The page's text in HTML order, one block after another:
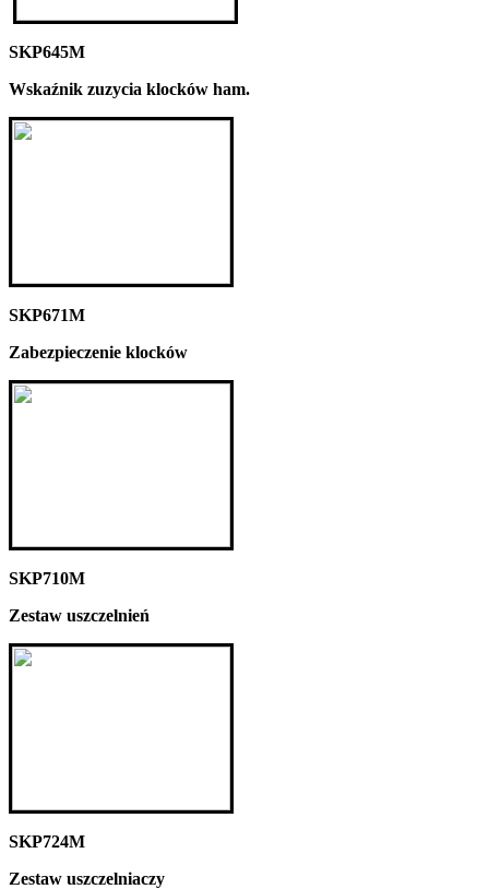
SKP645M
Wskaźnik zuzycia klocków ham.
SKP671M
Zabezpieczenie klocków
SKP710M
Zestaw uszczelnień
SKP724M
Zestaw uszczelniaczy